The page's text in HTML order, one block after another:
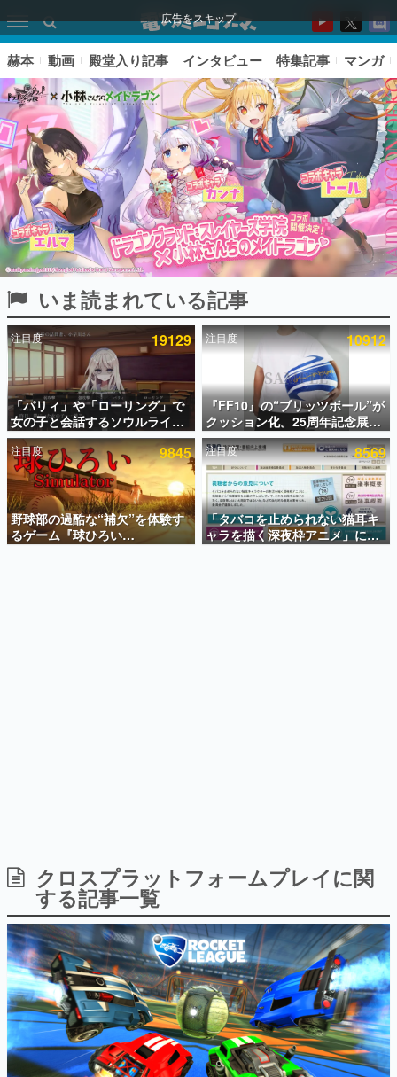
広告をスキップ
ピックアップ
電ファミのいま読まれている記事ランキング
アプリセール情報
インタビュー
連載・特集一覧
殿堂入り記事
SNS拡散数が数千以上！ ページビュー数万以上！ などな
ど。多くの人々に読まれた、電ファミ渾身の“殿堂入り”記
事をまとめました。
日本のモバイルゲーム史における主要なトピック・タイト
ルを網羅するほか、開発者へのインタビューや識者による
解説を掲載。約20年の歴史が一望できる決定版！
若ゲのいたり〜ゲームクリエイターの青春〜
『うつヌケ』『ペンと箸』等で知られるマンガ家・田中圭
一先生によるゲーム業界レポートマンガです。
なんでゲームは面白い？
ゲーム開発者・hamatsu氏がゲームの魅力を画面や操作の
具体的な形から解き明かしていく、硬派で骨太な評論連載
です。
ゲームが変えた日本語
赫本 動画 殿堂入り記事 インタビュー 特集記事 マンガ
いま読まれている記事
注目度 19129
「パリィ」や「ローリング」で
女の子と会話するソウルライク
恋愛ゲーム『小早川さんはソウ
ルライク』無料公開。返事に失
敗すると「YOU DIED」
注目度 10912
『FF10』の“ブリッツボール”が
クッション化。25周年記念展
「FINAL FANTASY X
MUSEUM-幻光の記憶-」のグッ
ズ情報が一部公開
注目度 9845
野球部の過酷な“補欠”を体験す
るゲーム『球ひろい
Simulator』が「1件」のウィッ
注目度 8569
「タバコを止められない猫耳キ
ャラを描く深夜枠アニメ」に視
聴者の一部から批判意見。違法
クロスプラットフォームプレイに関
する記事一覧